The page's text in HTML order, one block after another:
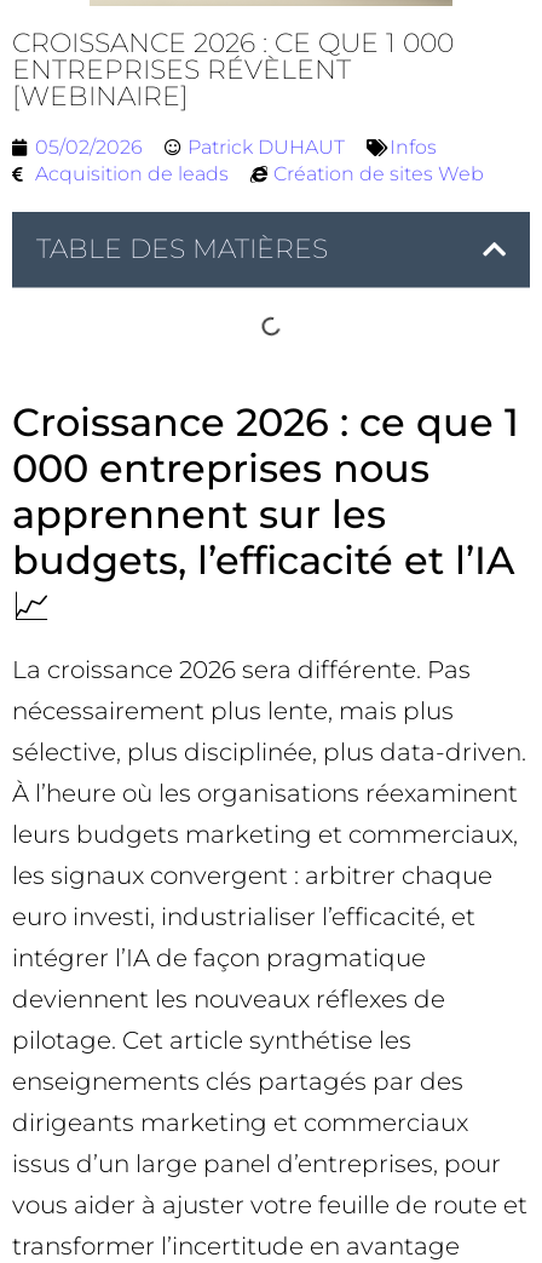
CROISSANCE 2026 : CE QUE 1 000
ENTREPRISES RÉVÈLENT
[WEBINAIRE]
05/02/2026 Patrick DUHAUT
Infos
Acquisition de leads
Création de sites Web
TABLE DES MATIÈRES
Croissance 2026 : ce que 1
000 entreprises nous
apprennent sur les
budgets, l’efficacité et l’IA
📈
La croissance 2026 sera différente. Pas
nécessairement plus lente, mais plus
sélective, plus disciplinée, plus data-driven.
À l’heure où les organisations réexaminent
leurs budgets marketing et commerciaux,
les signaux convergent : arbitrer chaque
euro investi, industrialiser l’efficacité, et
intégrer l’IA de façon pragmatique
deviennent les nouveaux réflexes de
pilotage. Cet article synthétise les
enseignements clés partagés par des
dirigeants marketing et commerciaux
issus d’un large panel d’entreprises, pour
vous aider à ajuster votre feuille de route et
transformer l’incertitude en avantage